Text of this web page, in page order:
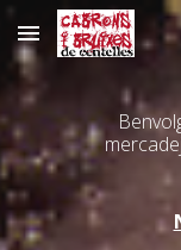
Skip to main content
Be